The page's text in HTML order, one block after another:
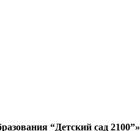
“Детский сад 2100”»